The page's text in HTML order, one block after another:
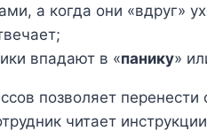
а когда они «вдруг»
впадают в «панику»
позволяет
читает